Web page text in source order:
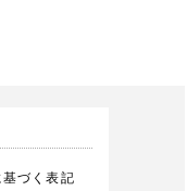
づく表記